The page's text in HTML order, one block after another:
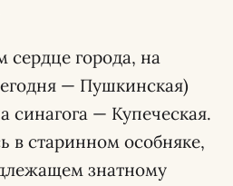
сердце города, на
— Пушкинская)
синагога — Купеческая.
в старинном особняке,
знатному